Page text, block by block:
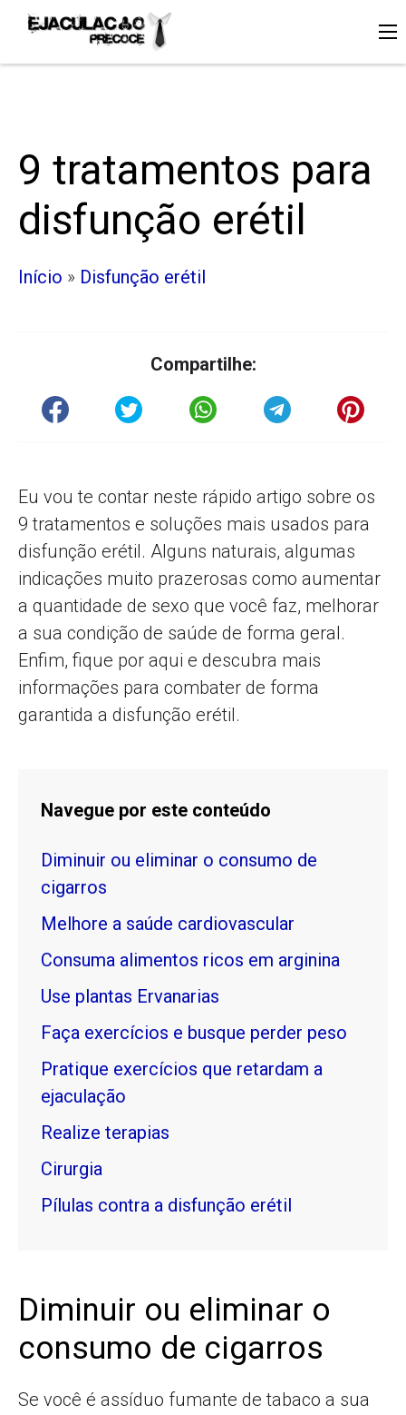
9 tratamentos para
disfunção erétil
Início » Disfunção erétil
Compartilhe:
Eu vou te contar neste rápido artigo sobre os
9 tratamentos e soluções mais usados para
disfunção erétil. Alguns naturais, algumas
indicações muito prazerosas como aumentar
a quantidade de sexo que você faz, melhorar
a sua condição de saúde de forma geral.
Enfim, fique por aqui e descubra mais
informações para combater de forma
garantida a disfunção erétil.
Navegue por este conteúdo
Diminuir ou eliminar o consumo de
cigarros
Melhore a saúde cardiovascular
Consuma alimentos ricos em arginina
Use plantas Ervanarias
Faça exercícios e busque perder peso
Pratique exercícios que retardam a
ejaculação
Realize terapias
Cirurgia
Pílulas contra a disfunção erétil
Diminuir ou eliminar o
consumo de cigarros
Se você é assíduo fumante de tabaco a sua